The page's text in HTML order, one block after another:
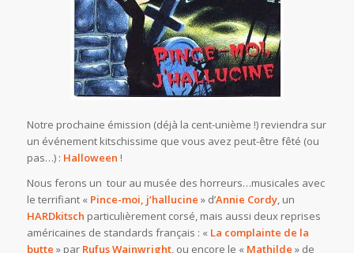
Notre prochaine émission (déjà la cent-unième !) reviendra sur
un événement kitschissime que vous avez peut-être fêté (ou
pas…) : Halloween !
Nous ferons un tour au musée des horreurs…musicales avec
le terrifiant « Pince-moi, j’hallucine » d’Annie Cordy, un
HARDkitsch particulièrement corsé, mais aussi deux reprises
américaines de standards français : « La complainte de la
butte » par Rufus Wainwright, ou encore le « Mathilde » de